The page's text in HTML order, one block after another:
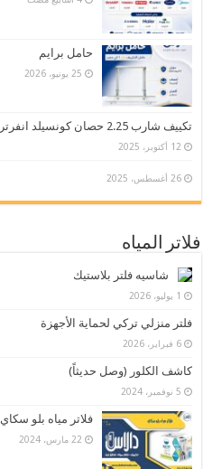
حامل برايم
25 يونيو، 2026
تكييف شارب 2.25 حصان كونسيلد انفرتر
12 أكتوبر، 2025
26 أغسطس، 2025
فلاتر المياه
شاسيه فلتر بلاستيك
1 يوليو، 2026
فلتر منزلي تركي لحماية الأجهزة
6 فبراير، 2026
كاشف الكلور (وصل حديثاً)
5 نوفمبر، 2024
فلاتر مياه بلو سكاي
22 مارس، 2024